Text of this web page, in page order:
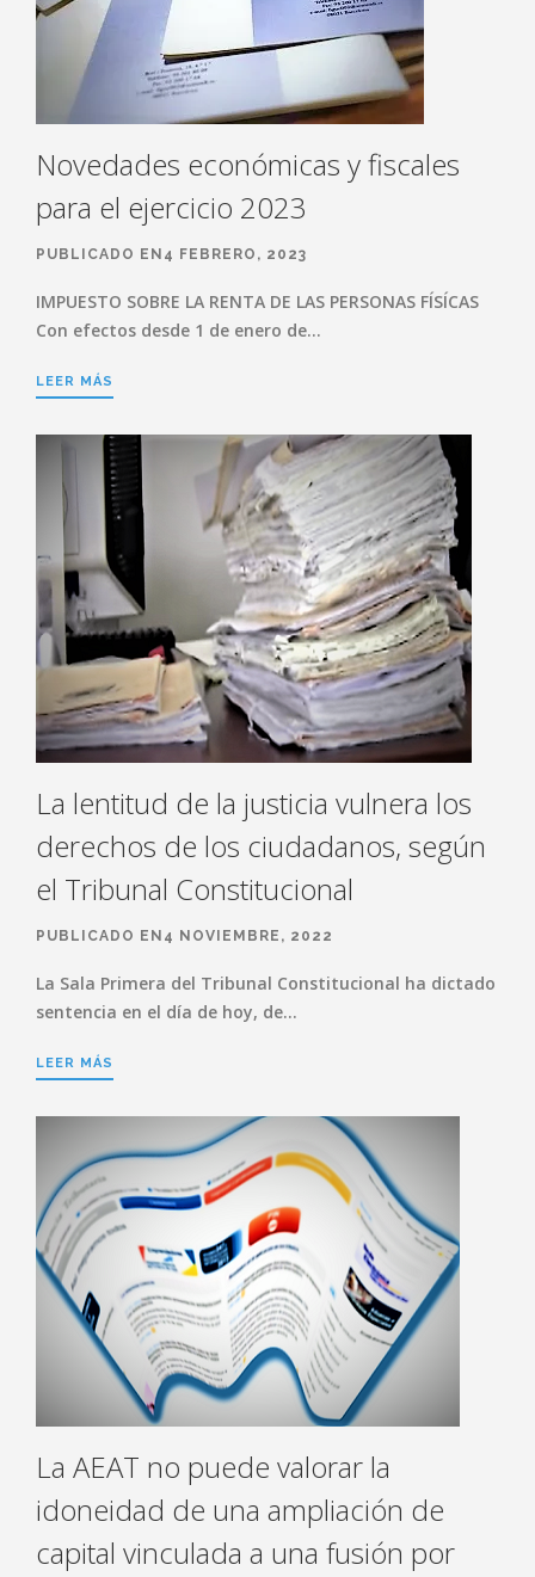
Novedades económicas y fiscales
para el ejercicio 2023
PUBLICADO EN4 FEBRERO, 2023
IMPUESTO SOBRE LA RENTA DE LAS PERSONAS FÍSÍCAS
Con efectos desde 1 de enero de…
LEER MÁS
La lentitud de la justicia vulnera los
derechos de los ciudadanos, según
el Tribunal Constitucional
PUBLICADO EN4 NOVIEMBRE, 2022
La Sala Primera del Tribunal Constitucional ha dictado
sentencia en el día de hoy, de…
LEER MÁS
La AEAT no puede valorar la
idoneidad de una ampliación de
capital vinculada a una fusión por